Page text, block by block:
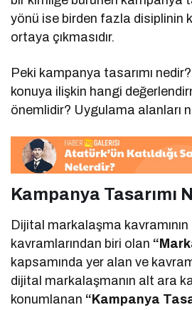
yönü ise birden fazla disiplinin
ortaya çıkmasıdır.
Peki kampanya tasarımı
konuya ilişkin hangi
önemlidir? Uygulama alanları
Kampanya Tasarımı
Dijital markalaşma
kavramlarından biri olan
kapsamında yer alan ve
dijital markalaşmanın alt ara
konumlanan “Kampanya